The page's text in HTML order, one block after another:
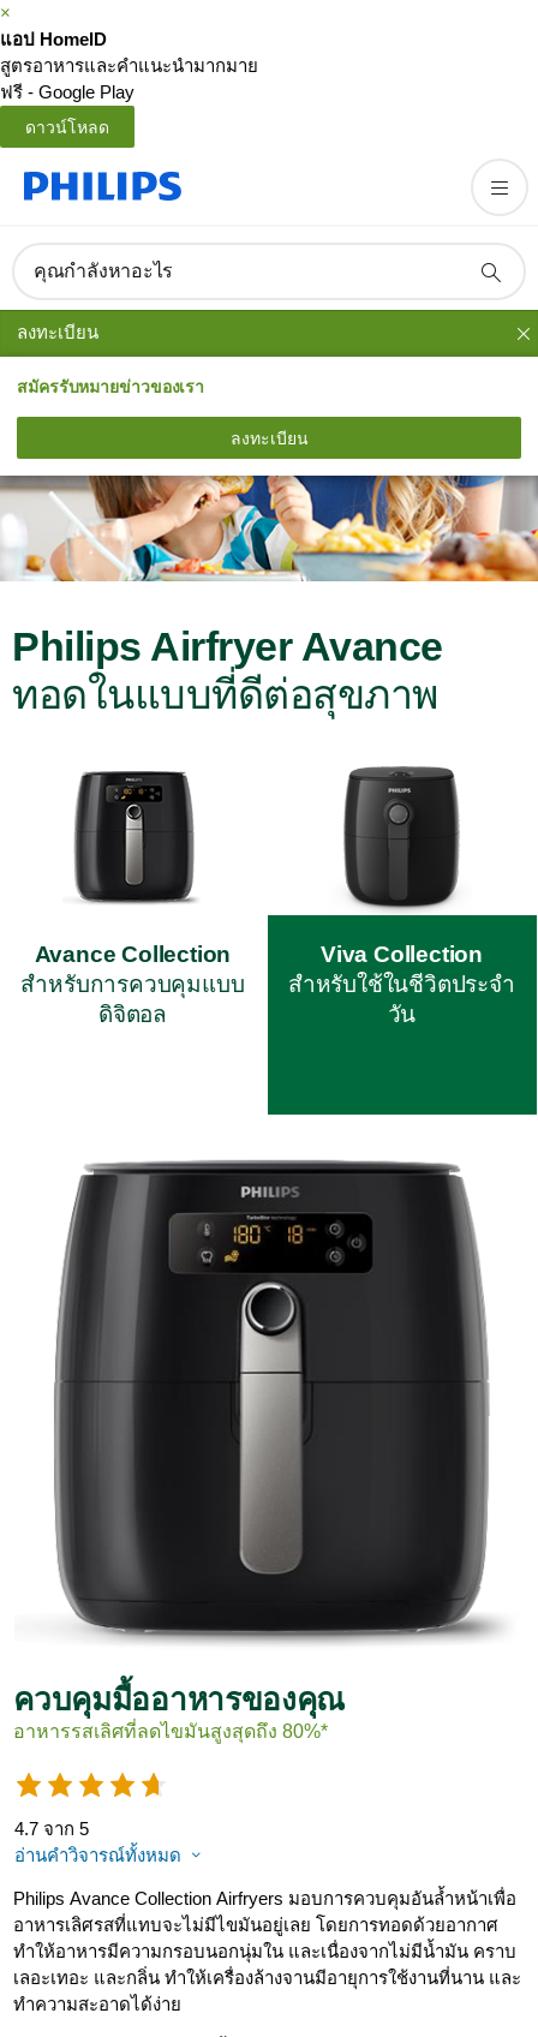
×
แอป HomeID
สูตรอาหารและคำแนะนำมากมาย
ฟรี - Google Play
ดาวน์โหลด
คุณกำลังหาอะไร
ลงทะเบียน
สมัครรับหมายข่าวของเรา
ลงทะเบียน
Philips Airfryer Avance
ทอดในแบบที่ดีต่อสุขภาพ
Avance Collection
สำหรับการควบคุมแบบ
ดิจิตอล
Viva Collection
สำหรับใช้ในชีวิตประจำ
วัน
ควบคุมมื้ออาหารของคุณ
อาหารรสเลิศที่ลดไขมันสูงสุดถึง 80%*
4.7 จาก 5
อ่านคำวิจารณ์ทั้งหมด
Philips Avance Collection Airfryers มอบการควบคุมอันล้ำหน้าเพื่อ
อาหารเลิศรสที่แทบจะไม่มีไขมันอยู่เลย โดยการทอดด้วยอากาศ
ทำให้อาหารมีความกรอบนอกนุ่มใน และเนื่องจากไม่มีน้ำมัน คราบ
เลอะเทอะ และกลิ่น ทำให้เครื่องล้างจานมีอายุการใช้งานที่นาน และ
ทำความสะอาดได้ง่าย